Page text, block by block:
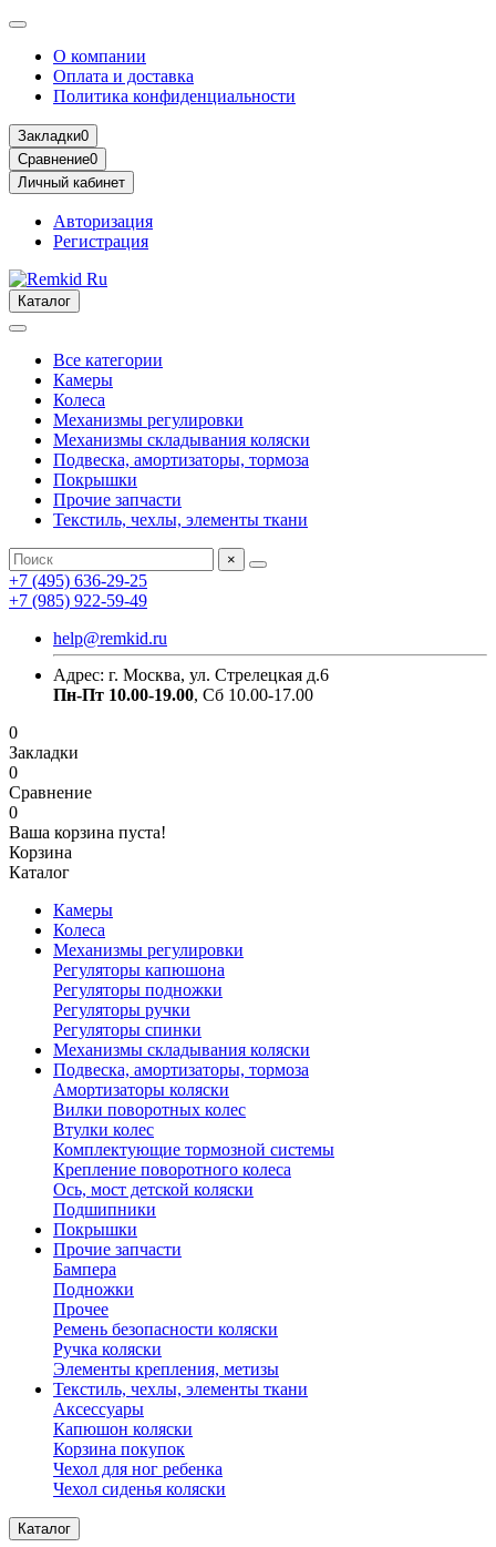
О компании
Оплата и доставка
Политика конфиденциальности
Закладки0
Сравнение0
Личный кабинет
Авторизация
Регистрация
Каталог
Все категории
Камеры
Колеса
Механизмы регулировки
Механизмы складывания коляски
Подвеска, амортизаторы, тормоза
Покрышки
Прочие запчасти
Текстиль, чехлы, элементы ткани
×
+7 (495) 636-29-25
+7 (985) 922-59-49
help@remkid.ru
Адрес: г. Москва, ул. Стрелецкая д.6
Пн-Пт 10.00-19.00, Сб 10.00-17.00
0
Закладки
0
Сравнение
0
Ваша корзина пуста!
Корзина
Каталог
Камеры
Колеса
Механизмы регулировки
Регуляторы капюшона
Регуляторы подножки
Регуляторы ручки
Регуляторы спинки
Механизмы складывания коляски
Подвеска, амортизаторы, тормоза
Амортизаторы коляски
Вилки поворотных колес
Втулки колес
Комплектующие тормозной системы
Крепление поворотного колеса
Ось, мост детской коляски
Подшипники
Покрышки
Прочие запчасти
Бампера
Подножки
Прочее
Ремень безопасности коляски
Ручка коляски
Элементы крепления, метизы
Текстиль, чехлы, элементы ткани
Аксессуары
Капюшон коляски
Корзина покупок
Чехол для ног ребенка
Чехол сиденья коляски
Каталог